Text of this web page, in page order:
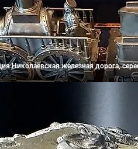
Николаевская железная дорога,